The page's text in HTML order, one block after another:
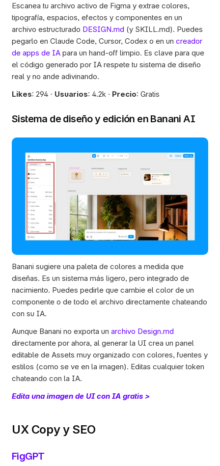
Escanea tu archivo activo de Figma y extrae colores,
tipografía, espacios, efectos y componentes en un
archivo estructurado DESIGN.md (y SKILL.md). Puedes
pegarlo en Claude Code, Cursor, Codex o en un creador
de apps de IA para un hand-off limpio. Es clave para que
el código generado por IA respete tu sistema de diseño
real y no ande adivinando.
Likes: 294 · Usuarios: 4.2k · Precio: Gratis
Sistema de diseño y edición en Banani AI
Banani sugiere una paleta de colores a medida que
diseñas. Es un sistema más ligero, pero integrado de
nacimiento. Puedes pedirle que cambie el color de un
componente o de todo el archivo directamente chateando
con su IA.
Aunque Banani no exporta un archivo Design.md
directamente por ahora, al generar la UI crea un panel
editable de Assets muy organizado con colores, fuentes y
estilos (como se ve en la imagen). Editas cualquier token
chateando con la IA.
Edita una imagen de UI con IA gratis >
UX Copy y SEO
FigGPT